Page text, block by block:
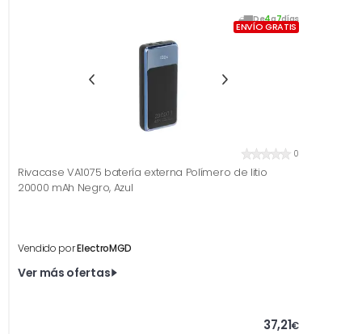
De4a7días
ENVÍO GRATIS
0
Rivacase VA1075 batería externa Polímero de litio
20000 mAh Negro, Azul
Vendido porElectroMGD
Ver más ofertas
37,21€